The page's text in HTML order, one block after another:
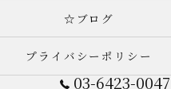
03-6423-0047
☆ブログ
プライバシーポリシー